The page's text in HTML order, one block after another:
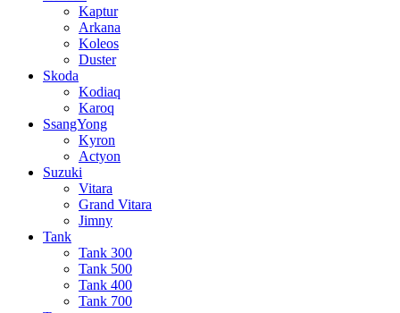
Kaptur
Arkana
Koleos
Duster
Skoda
Kodiaq
Karoq
SsangYong
Kyron
Actyon
Suzuki
Vitara
Grand Vitara
Jimny
Tank
Tank 300
Tank 500
Tank 400
Tank 700